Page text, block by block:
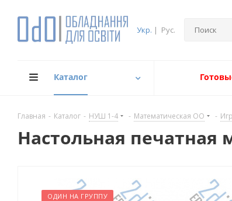
Укр. | Рус.
Каталог
Главная - Каталог - НУШ 1-4 - Математическая ОО -
Настольная
ОДИН НА ГРУППУ